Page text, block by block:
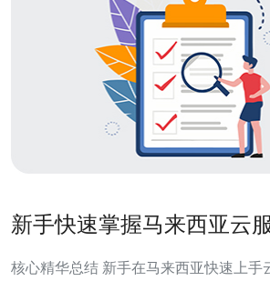
新手快速掌握马来西亚云
核心精华总结 新手在马来西亚快速上手